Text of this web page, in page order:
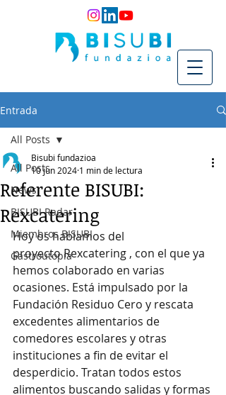
Entrada
All Posts
News
BISUBI Radar
Miembros BISUBI
Gastroutopía
All Posts
Referente BISUBI:
Rexcatering
Bisubi fundazioa
10 jun 2024 1 min de lectura
Hoy os hablamos del
proyecto Rexcatering , con el que ya
hemos colaborado en varias
ocasiones. Está impulsado por la
Fundación Residuo Cero y rescata
excedentes alimentarios de
comedores escolares y otras
instituciones a fin de evitar el
desperdicio. Tratan todos estos
alimentos buscando salidas y formas